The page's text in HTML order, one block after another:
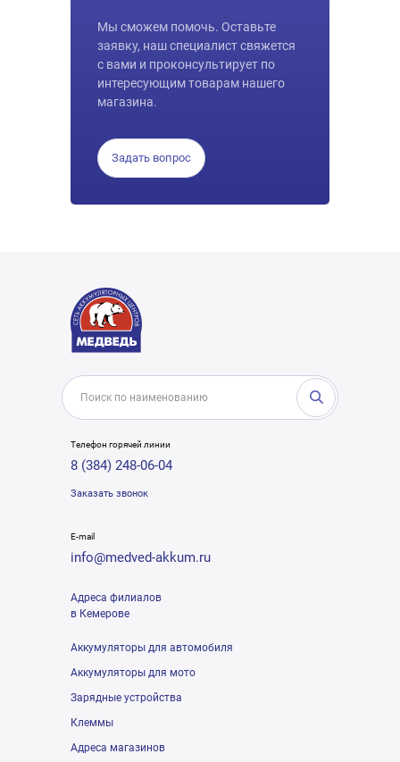
Мы сможем помочь. Оставьте
заявку, наш специалист свяжется
с вами и проконсультирует по
интересующим товарам нашего
магазина.
Задать вопрос
Телефон горячей линии
8 (384) 248-06-04
Заказать звонок
E-mail
info@medved-akkum.ru
Адреса филиалов
в Кемерове
Аккумуляторы для автомобиля
Аккумуляторы для мото
Зарядные устройства
Клеммы
Адреса магазинов